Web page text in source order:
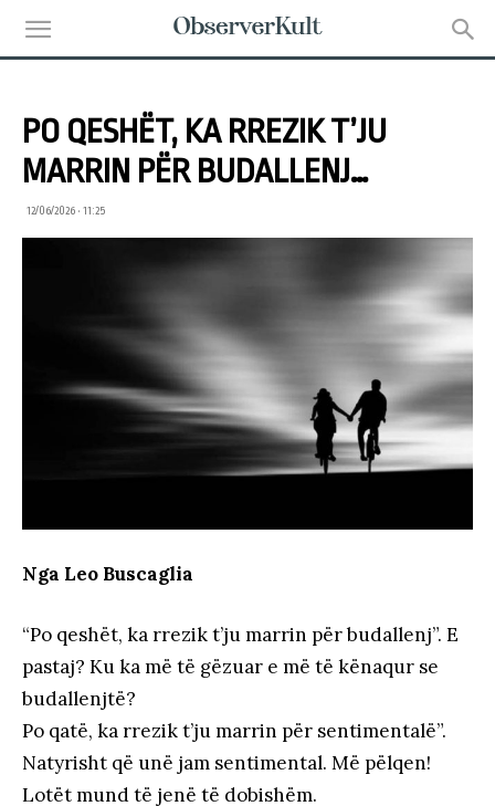
PO QESHËT, KA RREZIK T’JU
MARRIN PËR BUDALLENJ…
12/06/2026 • 11:25
Nga Leo Buscaglia
“Po qeshët, ka rrezik t’ju marrin për budallenj”. E
pastaj? Ku ka më të gëzuar e më të kënaqur se
budallenjtë?
Po qatë, ka rrezik t’ju marrin për sentimentalë”.
Natyrisht që unë jam sentimental. Më pëlqen!
Lotët mund të jenë të dobishëm.